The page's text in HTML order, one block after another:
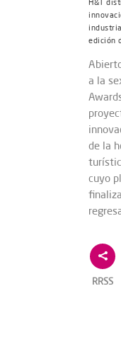
H&T
edición
a la
de la
cuyo
RRSS